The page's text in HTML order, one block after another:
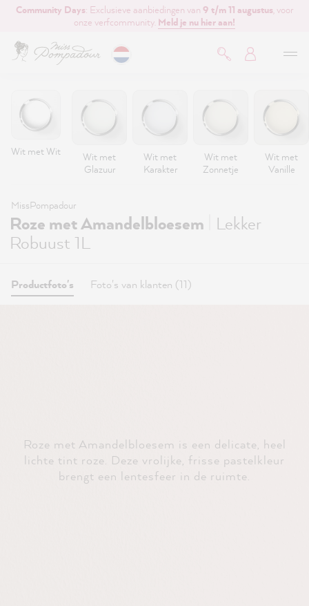
hoofdinhoud
Community Days: Exclusieve aanbiedingen van 9 t/m 11 augustus , voor
onze verfcommunity. Meld je nu hier aan!
Wit met Wit
Wit met
Glazuur
Wit met
Karakter
Wit met
Zonnetje
Wit met
Vanille
MissPompadour
Roze met Amandelbloesem
Lekker
Robuust 1L
Productfoto's Foto's van klanten (11)
Roze met Amandelbloesem is een delicate, heel
lichte tint roze. Deze vrolijke, frisse pastelkleur
brengt een lentesfeer in de ruimte.